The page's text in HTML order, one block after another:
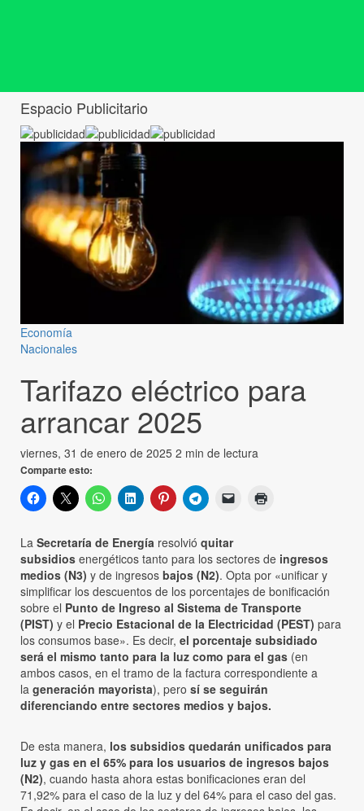
Espacio Publicitario
Economía
Nacionales
Tarifazo eléctrico para
arrancar 2025
viernes, 31 de enero de 2025 2 min de lectura
Comparte esto:
La Secretaría de Energía resolvió quitar
subsidios energéticos tanto para los sectores de ingresos
medios (N3) y de ingresos bajos (N2). Opta por «unificar y
simplificar los descuentos de los porcentajes de bonificación
sobre el Punto de Ingreso al Sistema de Transporte
(PIST) y el Precio Estacional de la Electricidad (PEST) para
los consumos base». Es decir, el porcentaje subsidiado
será el mismo tanto para la luz como para el gas (en
ambos casos, en el tramo de la factura correspondiente a
la generación mayorista), pero sí se seguirán
diferenciando entre sectores medios y bajos.
De esta manera, los subsidios quedarán unificados para
luz y gas en el 65% para los usuarios de ingresos bajos
(N2), cuando hasta ahora estas bonificaciones eran del
71,92% para el caso de la luz y del 64% para el caso del gas.